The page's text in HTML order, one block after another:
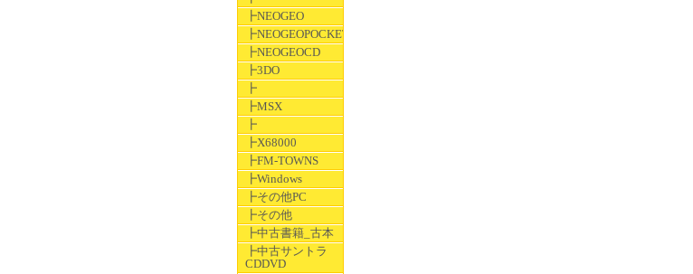
┣NEOGEO
┣NEOGEOPOCKET
┣NEOGEOCD
┣3DO
┣
┣MSX
┣
┣X68000
┣FM-TOWNS
┣Windows
┣その他PC
┣その他
┣中古書籍_古本
┣中古サントラ
CDDVD